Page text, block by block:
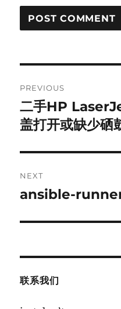
navigation
PREVIOUS
Previous
post:
二手HP
盖打开或缺少硒
NEXT
Next
ansible-
联系我们